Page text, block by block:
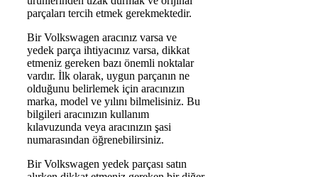
parçaları tercih etmek gerekmektedir.
Bir Volkswagen aracınız varsa ve
yedek parça ihtiyacınız varsa, dikkat
etmeniz gereken bazı önemli noktalar
vardır. İlk olarak, uygun parçanın ne
olduğunu belirlemek için aracınızın
marka, model ve yılını bilmelisiniz. Bu
bilgileri aracınızın kullanım
kılavuzunda veya aracınızın şasi
numarasından öğrenebilirsiniz.
Bir Volkswagen yedek parçası satın